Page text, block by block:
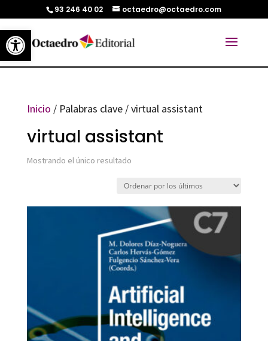
Abrir barra de herramientas
93 246 40 02 octaedro@octaedro.com
Inicio / Palabras clave / virtual assistant
virtual assistant
Mostrando el único resultado